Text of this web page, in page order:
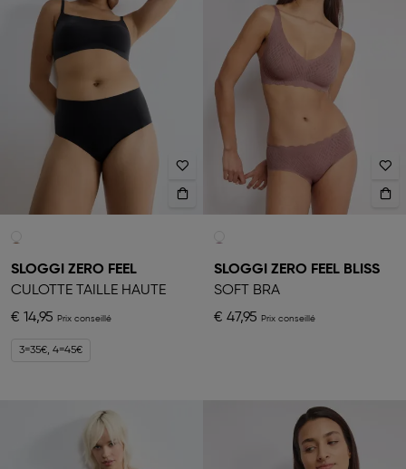
SLOGGI ZERO FEEL
CULOTTE TAILLE HAUTE
€ 14,95
3=35€, 4=45€
SLOGGI ZERO FEEL BLISS
SOFT BRA
€ 47,95